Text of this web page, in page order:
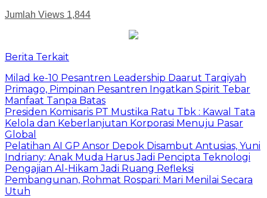
Jumlah Views 1,844
Berita Terkait
Milad ke-10 Pesantren Leadership Daarut Tarqiyah
Primago, Pimpinan Pesantren Ingatkan Spirit Tebar
Manfaat Tanpa Batas
Presiden Komisaris PT Mustika Ratu Tbk : Kawal Tata
Kelola dan Keberlanjutan Korporasi Menuju Pasar
Global
Pelatihan AI GP Ansor Depok Disambut Antusias, Yuni
Indriany: Anak Muda Harus Jadi Pencipta Teknologi
Pengajian Al-Hikam Jadi Ruang Refleksi
Pembangunan, Rohmat Rospari: Mari Menilai Secara
Utuh